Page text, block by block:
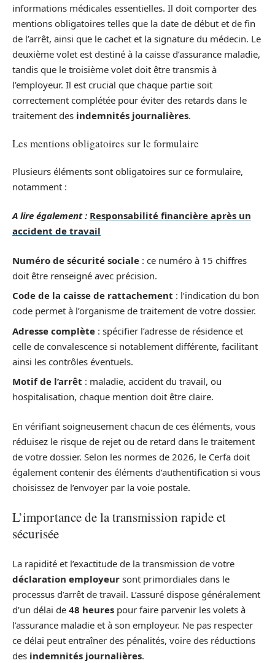
informations médicales essentielles. Il doit comporter des
mentions obligatoires telles que la date de début et de fin
de l’arrêt, ainsi que le cachet et la signature du médecin. Le
deuxième volet est destiné à la caisse d’assurance maladie,
tandis que le troisième volet doit être transmis à
l’employeur. Il est crucial que chaque partie soit
correctement complétée pour éviter des retards dans le
traitement des indemnités journalières.
Les mentions obligatoires sur le formulaire
Plusieurs éléments sont obligatoires sur ce formulaire,
notamment :
A lire également : Responsabilité financière après un
accident de travail
Numéro de sécurité sociale : ce numéro à 15 chiffres
doit être renseigné avec précision.
Code de la caisse de rattachement : l’indication du bon
code permet à l’organisme de traitement de votre dossier.
Adresse complète : spécifier l’adresse de résidence et
celle de convalescence si notablement différente, facilitant
ainsi les contrôles éventuels.
Motif de l’arrêt : maladie, accident du travail, ou
hospitalisation, chaque mention doit être claire.
En vérifiant soigneusement chacun de ces éléments, vous
réduisez le risque de rejet ou de retard dans le traitement
de votre dossier. Selon les normes de 2026, le Cerfa doit
également contenir des éléments d’authentification si vous
choisissez de l’envoyer par la voie postale.
L’importance de la transmission rapide et
sécurisée
La rapidité et l’exactitude de la transmission de votre
déclaration employeur sont primordiales dans le
processus d’arrêt de travail. L’assuré dispose généralement
d’un délai de 48 heures pour faire parvenir les volets à
l’assurance maladie et à son employeur. Ne pas respecter
ce délai peut entraîner des pénalités, voire des réductions
des indemnités journalières.